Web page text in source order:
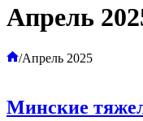
Апрель
Главная
/Апрель 2025
Минские